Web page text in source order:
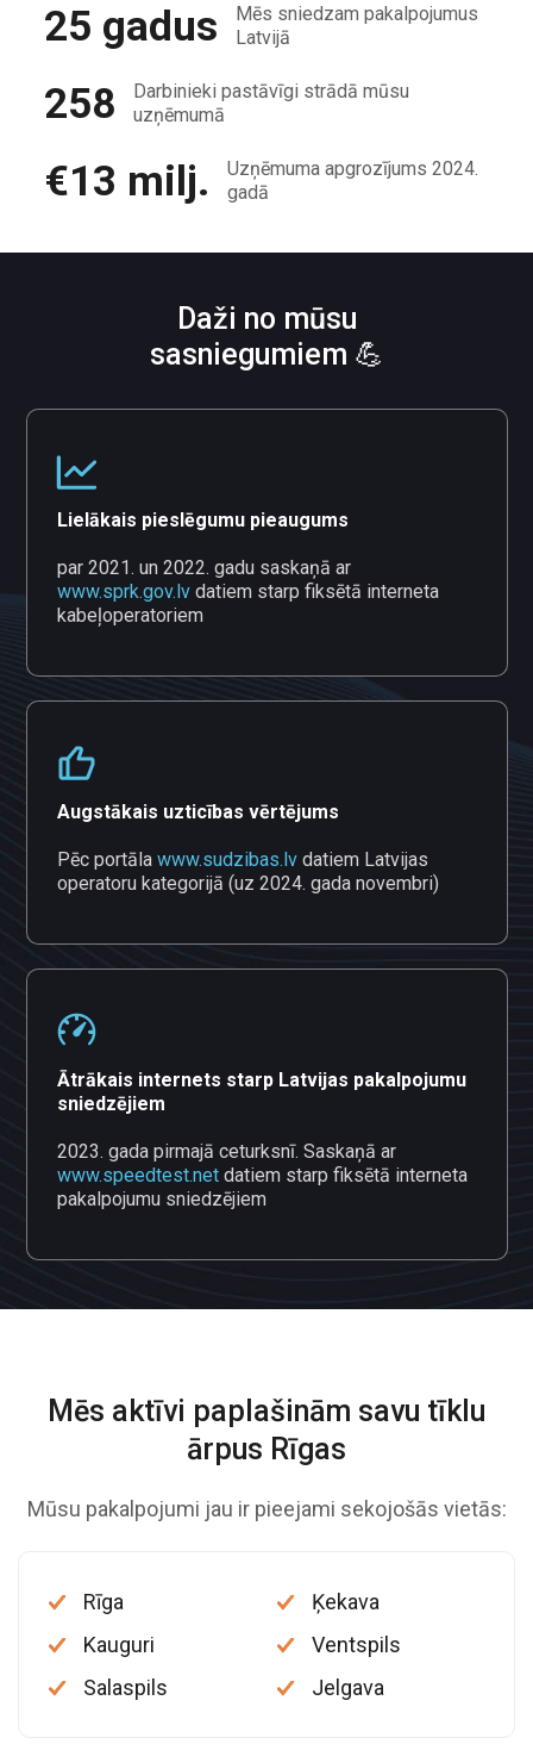
25 gadus
Mēs sniedzam pakalpojumus
Latvijā
258
Darbinieki pastāvīgi strādā mūsu
uzņēmumā
€13 milj.
Uzņēmuma apgrozījums 2024.
gadā
Daži no mūsu
sasniegumiem 💪
Lielākais pieslēgumu pieaugums
par 2021. un 2022. gadu saskaņā ar
www.sprk.gov.lvdatiem starp fiksētā interneta
kabeļoperatoriem
Augstākais uzticības vērtējums
Pēc portāla www.sudzibas.lvdatiem Latvijas
operatoru kategorijā (uz 2024. gada novembri)
Ātrākais internets starp Latvijas pakalpojumu
sniedzējiem
2023. gada pirmajā ceturksnī. Saskaņā ar
www.speedtest.netdatiem starp fiksētā interneta
pakalpojumu sniedzējiem
Mēs aktīvi paplašinām savu tīklu
ārpus Rīgas
Mūsu pakalpojumi jau ir pieejami sekojošās vietās:
Rīga
Kauguri
Salaspils
Ķekava
Ventspils
Jelgava